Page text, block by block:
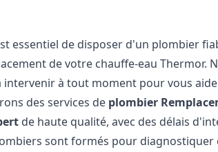
essentiel de disposer d'un plombier
de votre chauffe-eau Thermor.
à tout moment pour vous
des services de plombier
de haute qualité, avec des délais
sont formés pour diagnostiquer